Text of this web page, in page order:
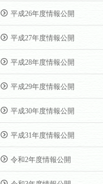
平成26年度情報公開
平成27年度情報公開
平成28年度情報公開
平成29年度情報公開
平成30年度情報公開
平成31年度情報公開
令和2年度情報公開